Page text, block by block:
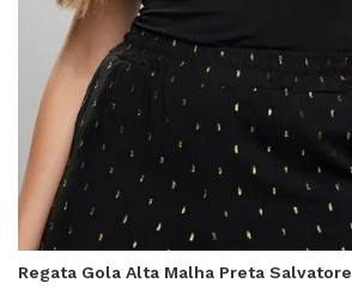
Regata Gola Alta Malha Preta Salvatore